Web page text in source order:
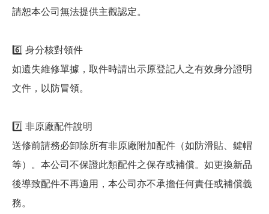
請恕本公司無法提供主觀認定。
6️⃣ 身分核對領件
如遺失維修單據，取件時請出示原登記人之有效身分證明
文件，以防冒領。
7️⃣ 非原廠配件說明
送修前請務必卸除所有非原廠附加配件（如防滑貼、鍵帽
等）。本公司不保證此類配件之保存或補償。如更換新品
後導致配件不再適用，本公司亦不承擔任何責任或補償義
務。